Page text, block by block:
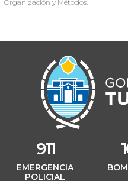
Organización y Métodos.
911
EMERGENCIA
POLICIAL